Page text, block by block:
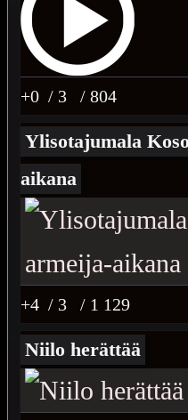
+0 / 3 / 804
Ylisotajumala
aikana
+4 / 3 / 1 129
Niilo herättää